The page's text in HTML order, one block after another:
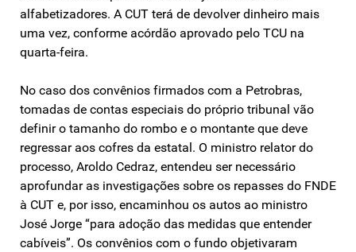
alfabetizadores. A CUT terá de devolver dinheiro mais
uma vez, conforme acórdão aprovado pelo TCU na
quarta-feira.
No caso dos convênios firmados com a Petrobras,
tomadas de contas especiais do próprio tribunal vão
definir o tamanho do rombo e o montante que deve
regressar aos cofres da estatal. O ministro relator do
processo, Aroldo Cedraz, entendeu ser necessário
aprofundar as investigações sobre os repasses do FNDE
à CUT e, por isso, encaminhou os autos ao ministro
José Jorge “para adoção das medidas que entender
cabíveis”. Os convênios com o fundo objetivaram